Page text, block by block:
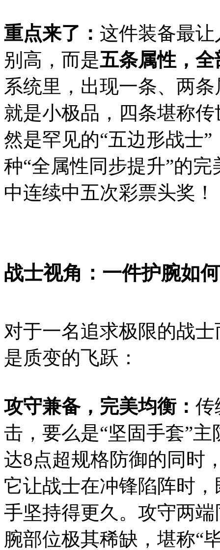
重点来了： 这件装备最
别高，而是五条属性，
系统里，出现一条、两
就是小极品，四条堪称
然是罕见的“五边形战士”
种“全属性同步提升”的
中连续中五次彩票头奖！
战士视角：一件护腕如
对于一名追求极限的战
是质变的飞跃：
攻守兼备，完美均衡： 传
击，要么是“坚固手套”
达8点超规格防御的同时
它让战士在冲锋陷阵时
手坚持得更久。攻守两
腕部位极其稀缺，堪称“